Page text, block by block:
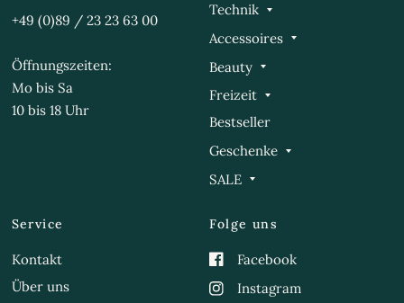
+49 (0)89 / 23 23 63 00
Öffnungszeiten:
Mo bis Sa
10 bis 18 Uhr
Technik
Accessoires
Beauty
Freizeit
Bestseller
Geschenke
SALE
Service
Kontakt
Über uns
Folge uns
Facebook
Instagram